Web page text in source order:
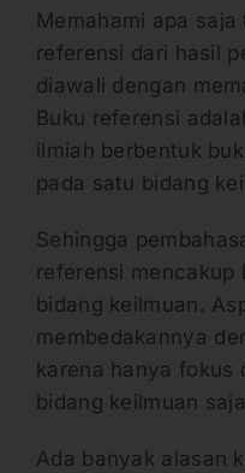
Memahami apa
referensi dari hasil
diawali dengan
Buku referensi
ilmiah berbentuk
pada satu bidang
Sehingga
referensi mencakup
bidang keilmuan.
membedakannya
karena hanya fokus
bidang keilmuan
Ada banyak alasan